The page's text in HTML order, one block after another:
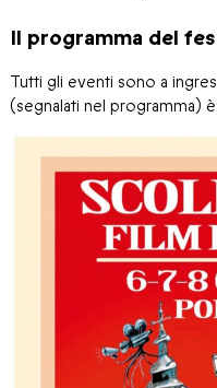
Il programma del
Tutti gli eventi sono a
(segnalati nel programma)